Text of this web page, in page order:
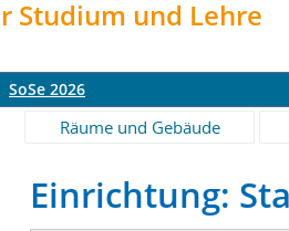
Studium und Lehre
SoSe 2026
Räume und Gebäude
Einrichtung: